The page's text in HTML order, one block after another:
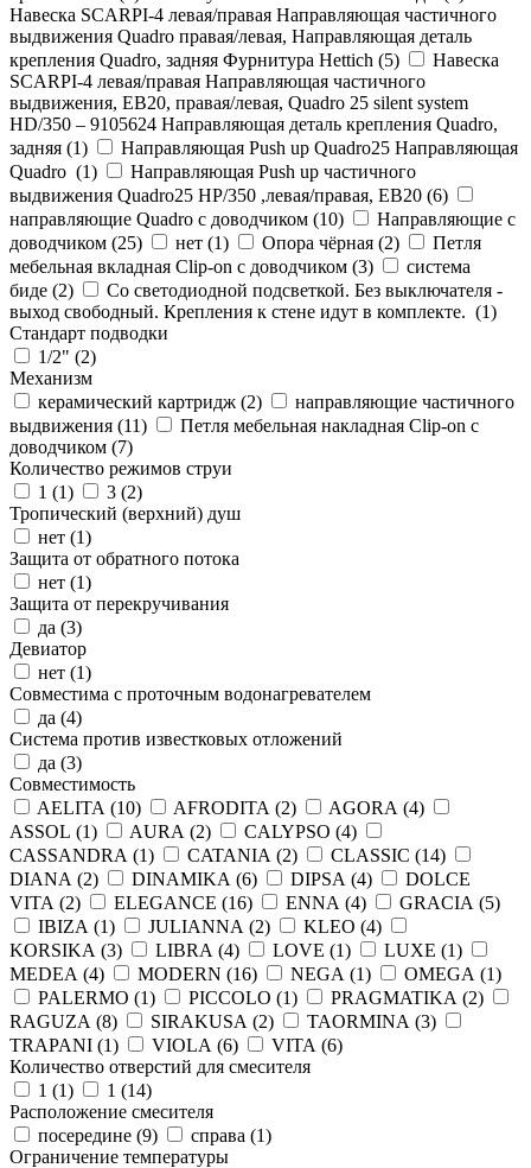
Навеска SCARPI-4 левая/правая Направляющая частичного
выдвижения Quadro правая/левая, Направляющая деталь
крепления Quadro, задняя Фурнитура Hettich (5)
Навеска
SCARPI-4 левая/правая Направляющая частичного
выдвижения, ЕВ20, правая/левая, Quadro 25 silent system
HD/350 – 9105624 Направляющая деталь крепления Quadro,
задняя (1)
Направляющая Push up Quadro25 Направляющая
Quadro (1)
Направляющая Push up частичного
выдвижения Quadro25 НР/350 ,левая/правая, ЕВ20 (6)
направляющие Quadro с доводчиком (10)
Направляющие с
доводчиком (25) нет (1) Опора чёрная (2)
Петля
мебельная вкладная Clip-on с доводчиком (3)
система
биде (2)
Со светодиодной подсветкой. Без выключателя -
выход свободный. Крепления к стене идут в комплекте. (1)
Стандарт подводки
1/2" (2)
Механизм
керамический картридж (2)
направляющие частичного
выдвижения (11)
Петля мебельная накладная Clip-on с
доводчиком (7)
Количество режимов струи
1 (1) 3 (2)
Тропический (верхний) душ
нет (1)
Защита от обратного потока
нет (1)
Защита от перекручивания
да (3)
Девиатор
нет (1)
Совместима с проточным водонагревателем
да (4)
Система против известковых отложений
да (3)
Совместимость
AELITA (10) AFRODITA (2) AGORA (4)
ASSOL (1) AURA (2) CALYPSO (4)
CASSANDRA (1) CATANIA (2) CLASSIC (14)
DIANA (2) DINAMIKA (6) DIPSA (4)
DOLCE
VITA (2) ELEGANCE (16) ENNA (4) GRACIA (5)
IBIZA (1) JULIANNA (2) KLEO (4)
KORSIKA (3) LIBRA (4) LOVE (1) LUXE (1)
MEDEA (4) MODERN (16) NEGA (1) OMEGA (1)
PALERMO (1) PICCOLO (1) PRAGMATIKA (2)
RAGUZA (8) SIRAKUSA (2) TAORMINA (3)
TRAPANI (1) VIOLA (6) VITA (6)
Количество отверстий для смесителя
1 (1) 1 (14)
Расположение смесителя
посередине (9) справа (1)
Ограничение температуры